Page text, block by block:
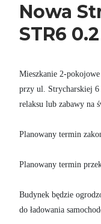
Nowa
STR6 0.2
Mieszkanie 2-
przy ul. Strycharskiej
relaksu lub zabawy na
Planowany termin
Planowany termin
Budynek będzie